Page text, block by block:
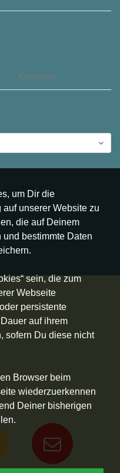
um Dir die
unserer Website zu
die auf Deinem
bestimmte Daten
sein, die zum
Webseite
persistente
auf ihrem
sofern Du diese nicht
Browser beim
wiederzuerkennen
Deiner bisherigen
Kursleiter